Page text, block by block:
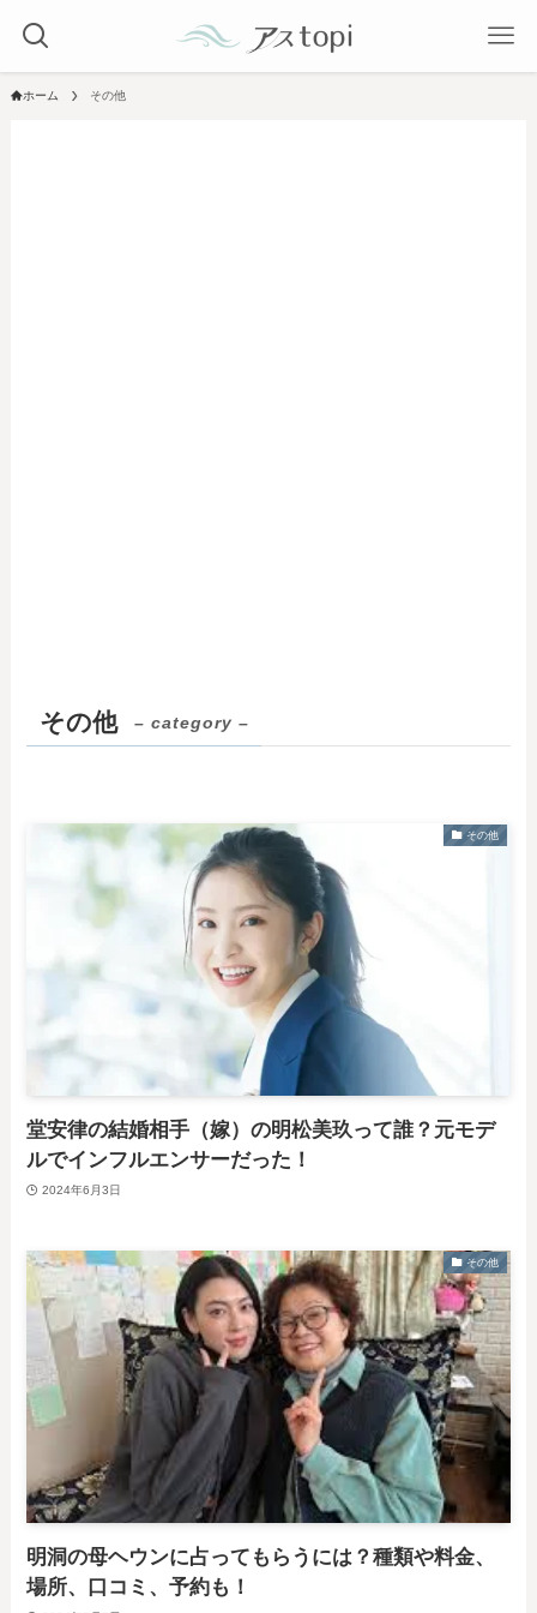
ホーム その他
その他 – category –
その他
堂安律の結婚相手（嫁）の明松美玖って誰？元モデ
ルでインフルエンサーだった！
2024年6月3日
その他
明洞の母ヘウンに占ってもらうには？種類や料金、
場所、口コミ、予約も！